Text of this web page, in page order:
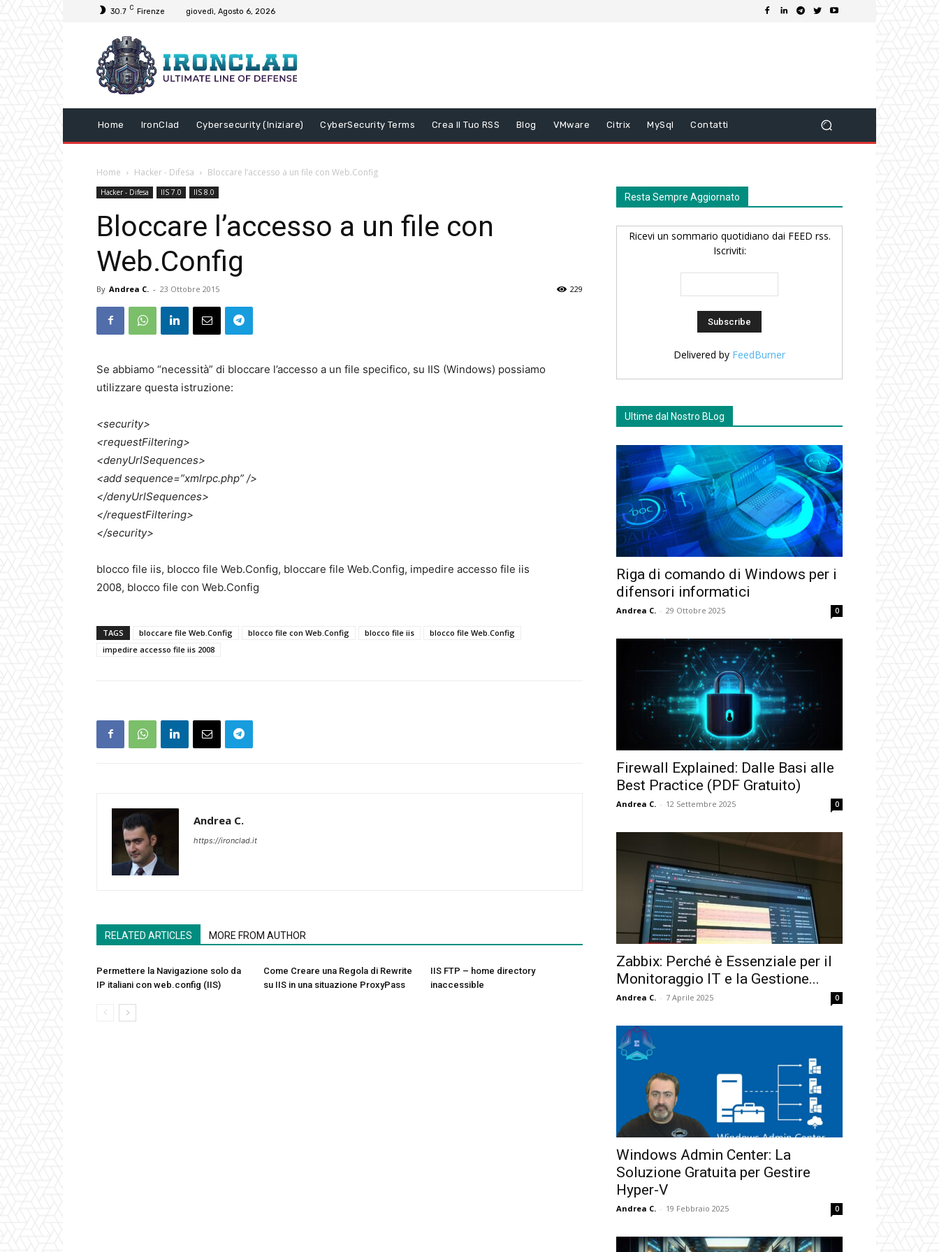
30.7 C Firenze giovedì, Agosto 6, 2026
Home IronClad Cybersecurity (Iniziare) CyberSecurity Terms Crea Il Tuo RSS Blog VMware Citrix MySql Contatti
Home Hacker - Difesa Bloccare l’accesso a un file con Web.Config
Hacker - Difesa IIS 7.0 IIS 8.0
Bloccare l’accesso a un file con
Web.Config
By Andrea C. - 23 Ottobre 2015 229
Se abbiamo “necessità” di bloccare l’accesso a un file specifico, su IIS (Windows) possiamo
utilizzare questa istruzione:
<security>
<requestFiltering>
<denyUrlSequences>
<add sequence=”xmlrpc.php” />
</denyUrlSequences>
</requestFiltering>
</security>
blocco file iis, blocco file Web.Config, bloccare file Web.Config, impedire accesso file iis
2008, blocco file con Web.Config
TAGS bloccare file Web.Config blocco file con Web.Config blocco file iis
blocco file Web.Config
impedire accesso file iis 2008
Andrea C.
https://ironclad.it
RELATED ARTICLES MORE FROM AUTHOR
Permettere la Navigazione solo da
IP italiani con web.config (IIS)
Come Creare una Regola di Rewrite
su IIS in una situazione ProxyPass
IIS FTP – home directory
inaccessible
Resta Sempre Aggiornato
Ricevi un sommario quotidiano dai FEED rss.
Iscriviti:
Delivered by FeedBurner
Ultime dal Nostro BLog
Riga di comando di Windows per i
difensori informatici
Andrea C. - 29 Ottobre 2025 0
Firewall Explained: Dalle Basi alle
Best Practice (PDF Gratuito)
Andrea C. - 12 Settembre 2025 0
Zabbix: Perché è Essenziale per il
Monitoraggio IT e la Gestione...
Andrea C. - 7 Aprile 2025 0
Windows Admin Center: La
Soluzione Gratuita per Gestire
Hyper-V
Andrea C. - 19 Febbraio 2025 0